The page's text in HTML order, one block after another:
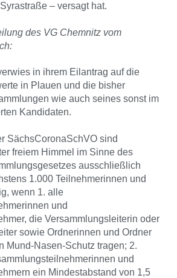
– versagt hat.
des VG Chemnitz vom
in ihrem Eilantrag auf die
in Plauen und die bisher
wie auch seines sonst im
Kandidaten.
SächsCoronaSchVO sind
freiem Himmel im Sinne des
ausschließlich
1.000 Teilnehmerinnen und
wenn 1. alle
und
die Versammlungsleiterin oder
sowie Ordnerinnen und Ordner
Mund-Nasen-Schutz tragen; 2.
und
ein Mindestabstand von 1,5